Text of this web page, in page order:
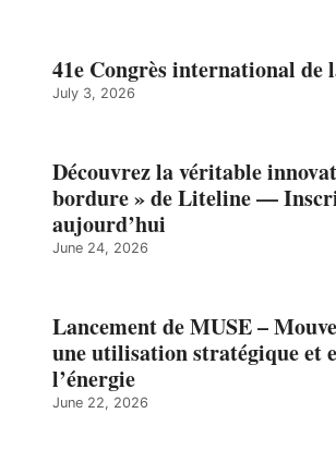
41e Congrès international de
July 3, 2026
Découvrez la véritable
bordure » de Liteline —
aujourd’hui
June 24, 2026
Lancement de MUSE –
une utilisation stratégique et
l’énergie
June 22, 2026